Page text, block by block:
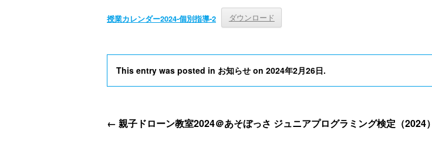
授業カレンダー2024-個別指導-2 ダウンロード
This entry was posted in お知らせ on 2024年2月26日.
← 親子ドローン教室2024＠あそぼっさ ジュニアプログラミング検定（2024）